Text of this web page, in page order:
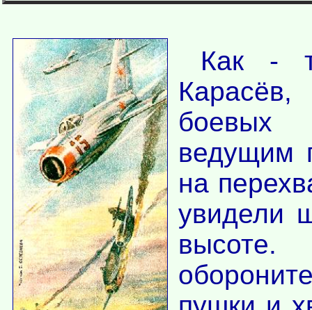
Как -
боевых
ведущим
на
увидели